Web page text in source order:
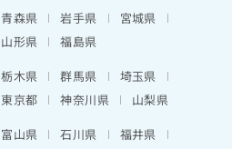
青森県 岩手県
宮城県
山形県
福島県
栃木県 群馬県
埼玉県
東京都 神奈川県
山梨県
富山県 石川県
福井県